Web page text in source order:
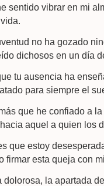
sentido vibrar en mi
no ha gozado
dichosos en un día
tu ausencia ha
para siempre el
que he confiado a
aquel a quien los
que estoy
firmar esta queja con
dolorosa, la apartada